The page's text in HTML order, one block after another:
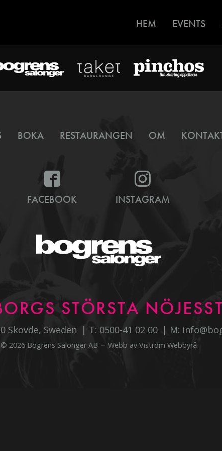
HEM EVENTS
BOKA RESTAURANGEN OM
FACEBOOK INSTAGRAM
STÖRSTA
Skövde, Sweden T: 0500-41 02 00 M:
© 2026 Bogrens Salonger AB – Webb av Viström Webbyrå